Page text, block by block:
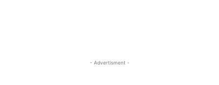
- Advertisment -